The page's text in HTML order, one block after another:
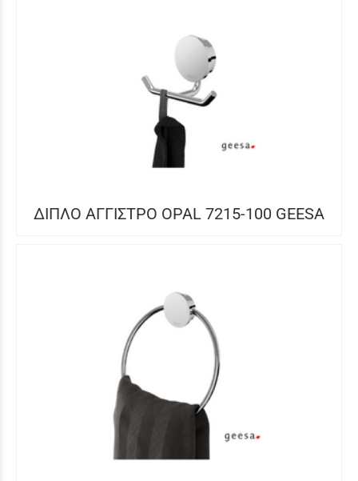
ΔΙΠΛΟ ΑΓΓΙΣΤΡΟ OPAL 7215-100 GEESA